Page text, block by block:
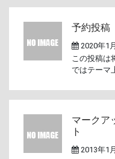
予約投稿
2020年1
この投稿は
ではテーマ
マークア
ト
2013年1